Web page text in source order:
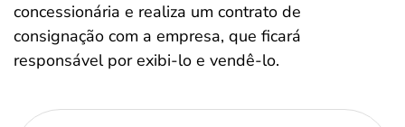
concessionária e realiza um contrato de
consignação com a empresa, que ficará
responsável por exibi-lo e vendê-lo.